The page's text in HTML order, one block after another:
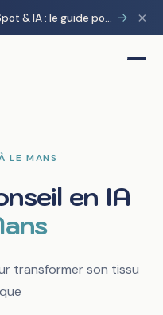
HubSpot & IA : le guide pour gagner 10 heures par semaine → ×
LE MANS
en IA
transformer son tissu